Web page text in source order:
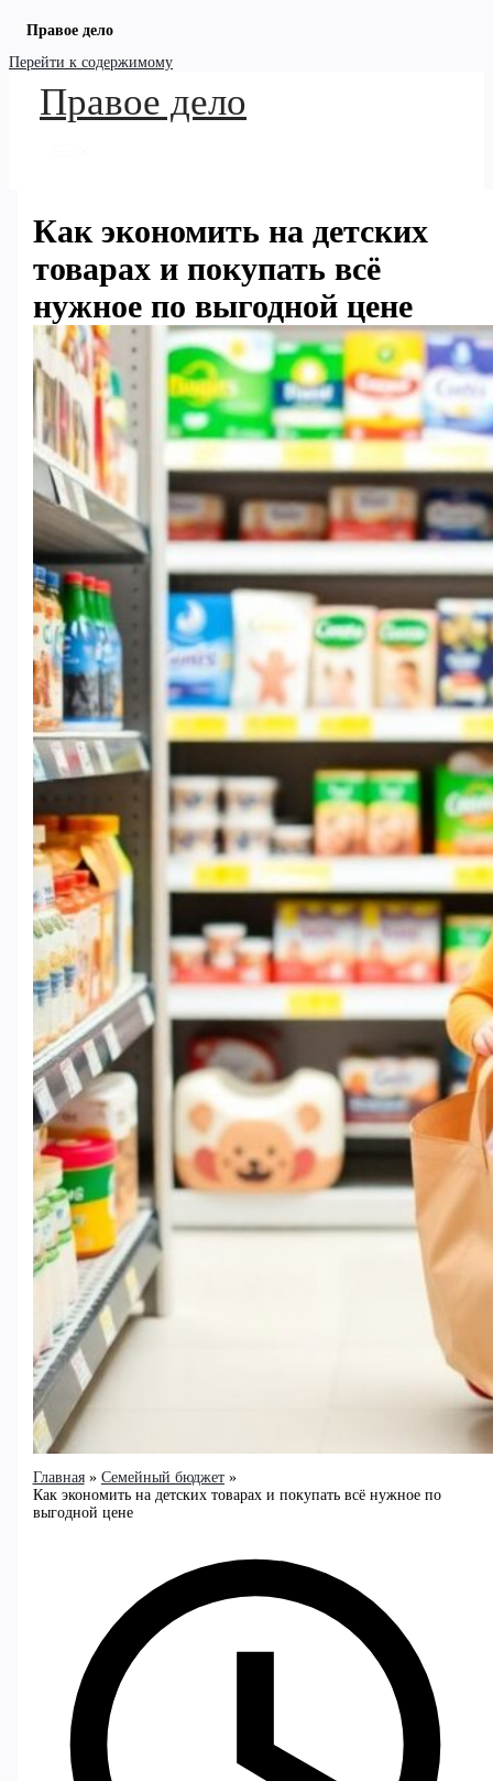
Правое дело
Перейти к содержимому
Правое дело
Как экономить на детских
товарах и покупать всё
нужное по выгодной цене
Главная
Семейный бюджет
Как экономить на детских товарах и покупать всё нужное по
выгодной цене